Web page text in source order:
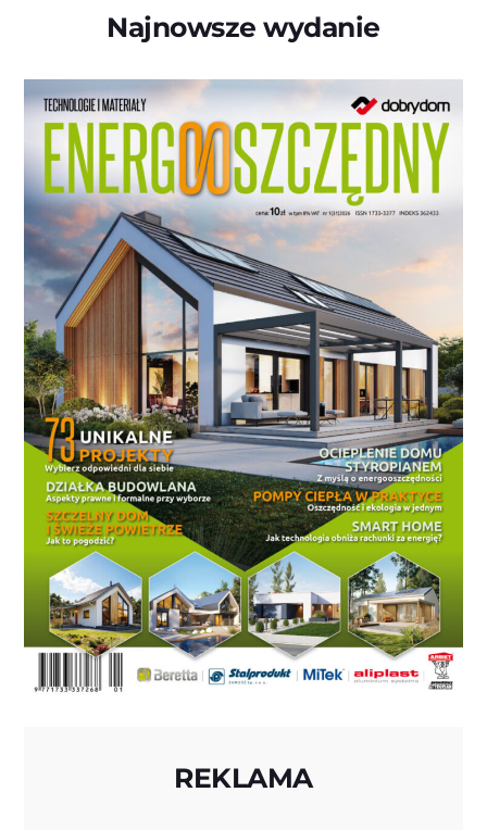
Najnowsze wydanie
REKLAMA